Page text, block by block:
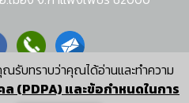
ณรับทราบว่าคุณได้อ่านและทำความ
(PDPA) และข้อกำหนดในการ
อนุชา พวงผกา